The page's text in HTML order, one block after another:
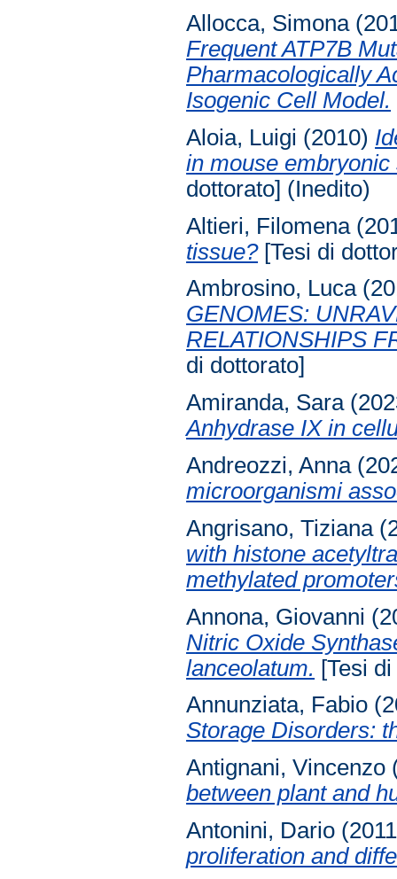
Allocca, Simona
Frequent ATP7B
Pharmacologically
Isogenic Cell Model.
Aloia, Luigi (2010)
in mouse
dottorato] (Inedito)
Altieri, Filomena
tissue?[Tesi di
Ambrosino, Luca
GENOMES:
RELATIONSHIPS
di dottorato]
Amiranda, Sara
Anhydrase IX in
Andreozzi, Anna
microorganismi
Angrisano, Tiziana
with histone
methylated
Annona, Giovanni
Nitric Oxide
lanceolatum. [Tesi
Annunziata, Fabio
Storage Disorders:
Antignani, Vincenzo
between plant and
Antonini, Dario
proliferation and